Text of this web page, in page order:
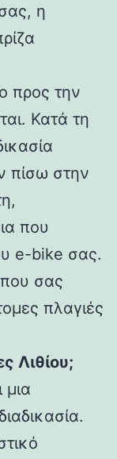
η
προς την
Κατά τη
πίσω στην
που
e-bike σας.
σας
πλαγιές
Λιθίου;
μια